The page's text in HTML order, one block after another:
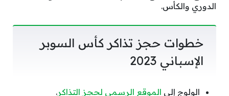
الدوري والكأس.
خطوات حجز تذاكر كأس السوبر
الإسباني 2023
الولوج إلى الموقع الرسمي لحجز التذاكر.